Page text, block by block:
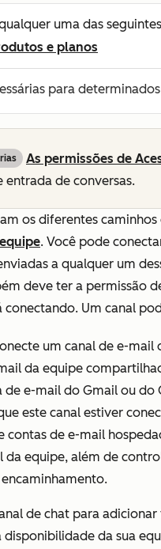
uma das seguintes
e planos
para
As permissões de
entrada de conversas.
os diferentes caminhos
. Você pode
a qualquer um
deve ter a permissão
conectando. Um canal
um canal de e-mail
da equipe
de e-mail do Gmail ou do
este canal estiver
contas de e-mail
da equipe, além de
de chat para
disponibilidade da sua